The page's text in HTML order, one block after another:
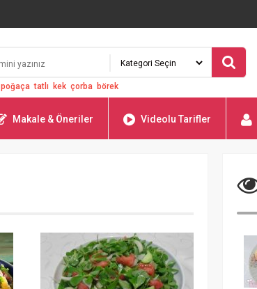
poğaça tatlı kek çorba börek
Makale & Öneriler Videolu Tarifler